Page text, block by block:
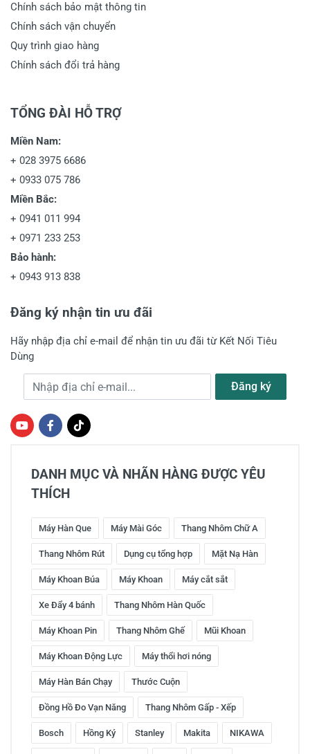
Chính sách bảo mật thông tin
Chính sách vận chuyển
Quy trình giao hàng
Chính sách đổi trả hàng
TỔNG ĐÀI HỖ TRỢ
Miền Nam:
+ 028 3975 6686
+ 0933 075 786
Miền Bắc:
+ 0941 011 994
+ 0971 233 253
Bảo hành:
+ 0943 913 838
Đăng ký nhận tin ưu đãi
Hãy nhập địa chỉ e-mail để nhận tin ưu đãi từ Kết Nối Tiêu
Dùng
Địa chỉ e-mail Đăng ký
DANH MỤC VÀ NHÃN HÀNG ĐƯỢC YÊU
THÍCH
Máy Hàn Que Máy Mài Góc Thang Nhôm Chữ A
Thang Nhôm Rút Dụng cụ tổng hợp Mặt Nạ Hàn
Máy Khoan Búa Máy Khoan Máy cắt sắt
Xe Đẩy 4 bánh Thang Nhôm Hàn Quốc
Máy Khoan Pin Thang Nhôm Ghế Mũi Khoan
Máy Khoan Động Lực Máy thổi hơi nóng
Máy Hàn Bán Chạy Thước Cuộn
Đồng Hồ Đo Vạn Năng Thang Nhôm Gấp - Xếp
Bosch Hồng Ký Stanley Makita NIKAWA